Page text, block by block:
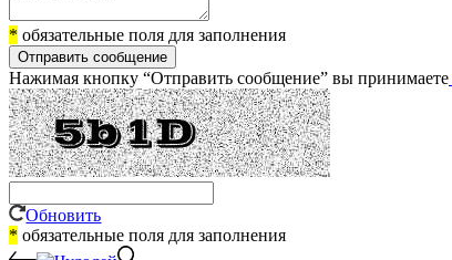
* обязательные поля для заполнения
Отправить сообщение
Нажимая кнопку “Отправить сообщение” вы принимаете
Обновить
* обязательные поля для заполнения